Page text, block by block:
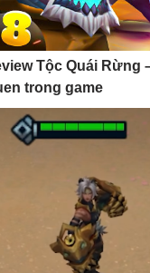
Tộc Quái Rừng
trong game